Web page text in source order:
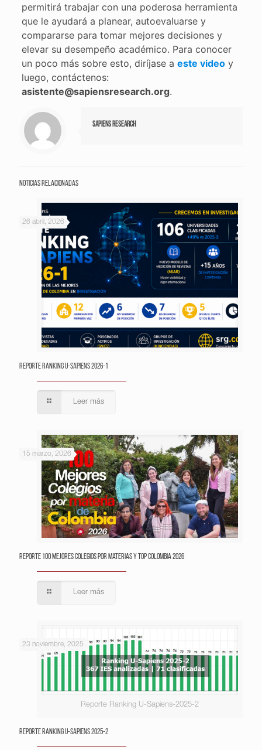
permitirá trabajar con una poderosa herramienta
que le ayudará a planear, autoevaluarse y
compararse para tomar mejores decisiones y
elevar su desempeño académico. Para conocer
un poco más sobre esto, diríjase a este videoy
luego, contáctenos:
asistente@sapiensresearch.org.
Sapiens Research
Noticias relacionadas
26 abril, 2026
Reporte Ranking U-Sapiens 2026-1
Leer más
15 marzo, 2026
Reporte 100 Mejores Colegios por Materias y Top Colombia 2026
Leer más
Reporte Ranking U-Sapiens-2025-2
23 noviembre, 2025
Reporte Ranking U-Sapiens 2025-2